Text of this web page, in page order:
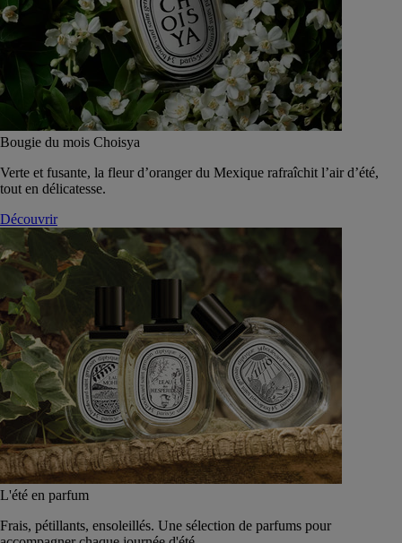
Bougie du mois Choisya
Verte et fusante, la fleur d’oranger du Mexique rafraîchit l’air d’été,
tout en délicatesse.
Découvrir
L'été en parfum
Frais, pétillants, ensoleillés. Une sélection de parfums pour